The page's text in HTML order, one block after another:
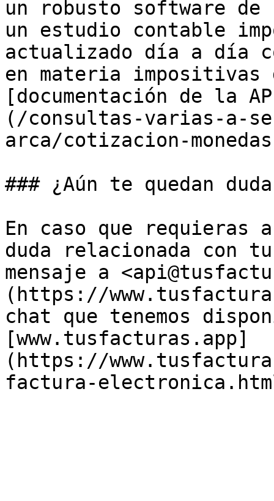
un robusto software
un estudio contable
actualizado día a día
en materia
[documentación de la
(/consultas-varias-a-
arca/cotizacion-
### ¿Aún te quedan
En caso que requieras
duda relacionada con
mensaje a
(https://
chat que tenemos
[www.tusfacturas.app]
(https://